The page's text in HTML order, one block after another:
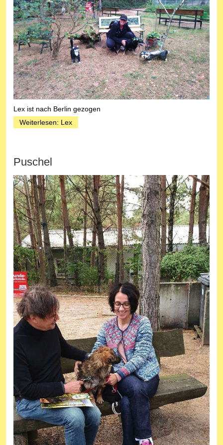
Lex ist nach Berlin gezogen
Weiterlesen: Lex
Puschel